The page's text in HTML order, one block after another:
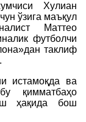
Хулиан
ўзига маъқул
Маттео
футболчи
таклиф
истамоқда ва
қимматбаҳо
ҳақида бош